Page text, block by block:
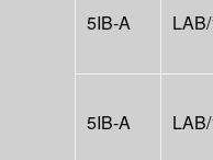
5IB-A
5IB-A